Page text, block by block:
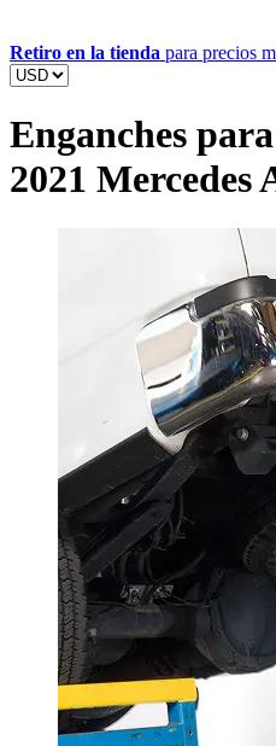
Retiro en la tienda para precios
Enganches
2021 Mercedes